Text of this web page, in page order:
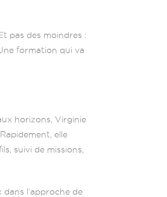
pas des moindres :
Une formation qui va
horizons, Virginie
. Rapidement, elle
suivi de missions,
l’approche de